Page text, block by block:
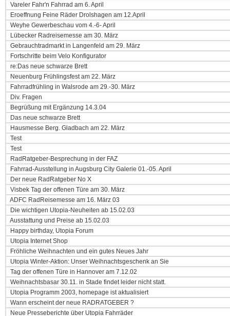
Vareler Fahr'n Fahrrad am 6. April
Eroeffnung Feine Räder Drolshagen am 12.April
Weyhe Gewerbeschau vom 4.-6- April
Lübecker Radreisemesse am 30. März
Gebrauchtradmarkt in Langenfeld am 29. März
Fortschritte beim Velo Konfigurator
re:Das neue schwarze Brett
Neuenburg Frühlingsfest am 22. März
Fahrradfrühling in Walsrode am 29.-30. März
Div. Fragen
Begrüßung mit Ergänzung 14.3.04
Das neue schwarze Brett
Hausmesse Berg. Gladbach am 22. März
Test
Test
RadRatgeber-Besprechung in der FAZ
Fahrrad-Ausstellung in Augsburg City Galerie 01.-05. April
Der neue RadRatgeber No X
Visbek Tag der offenen Türe am 30. März
ADFC RadReisemesse am 16. März 03
Die wichtigen Utopia-Neuheiten ab 15.02.03
Ausstattung und Preise ab 15.02.03
Happy birthday, Utopia Forum
Utopia Internet Shop
Fröhliche Weihnachten und ein gutes Neues Jahr
Utopia Winter-Aktion: Unser Weihnachtsgeschenk an Sie
Tag der offenen Türe in Hannover am 7.12.02
Weihnachtsbasar 30.11. in Stade findet leider nicht statt.
Utopia Programm 2003, homepage ist aktualisiert
Wann erscheint der neue RADRATGEBER ?
Neue Presseberichte über Utopia Fahrräder